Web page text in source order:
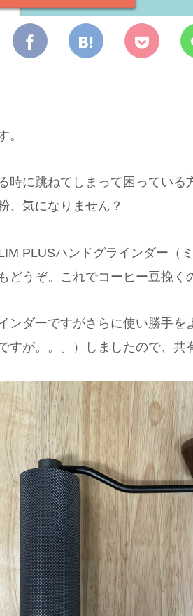
。
時に跳ねてしまって困っている
、気になりません？
PLUSハンドグラインダー（
もどうぞ。これでコーヒー豆挽く
ンダーですがさらに使い勝手を
すが。。。）しましたので、共